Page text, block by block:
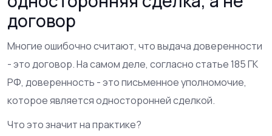
договор
Многие ошибочно считают, что выдача доверенности
- это договор. На самом деле, согласно статье 185 ГК
РФ, доверенность - это письменное уполномочие,
которое является односторонней сделкой.
Что это значит на практике?